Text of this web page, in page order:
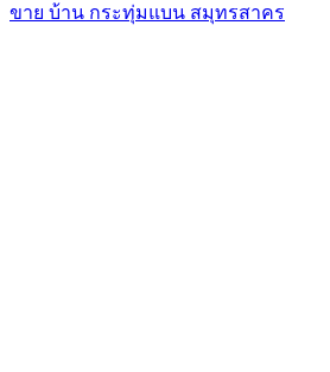
ขาย บ้าน กระทุ่มแบน สมุทรสาคร